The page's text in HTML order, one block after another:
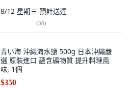
8/12 星期三 預計送達
(38)
青い海 沖繩海水鹽 500g 日本沖繩嚴
選 原裝進口 蘊含礦物質 提升料理風
味, 1個
$350